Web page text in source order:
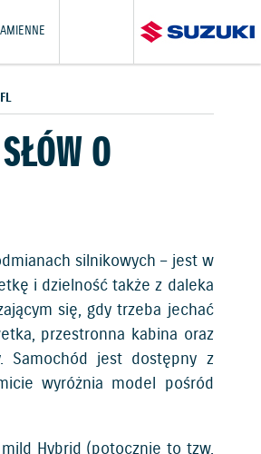
O
silnikowych – jest w
i dzielność także z daleka
się, gdy trzeba jechać
przestronna kabina oraz
Samochód jest dostępny z
wyróżnia model pośród
Hybrid (potocznie to tzw.